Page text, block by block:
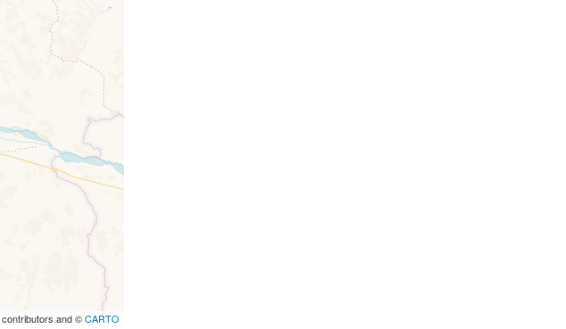
contributors and ©CARTO